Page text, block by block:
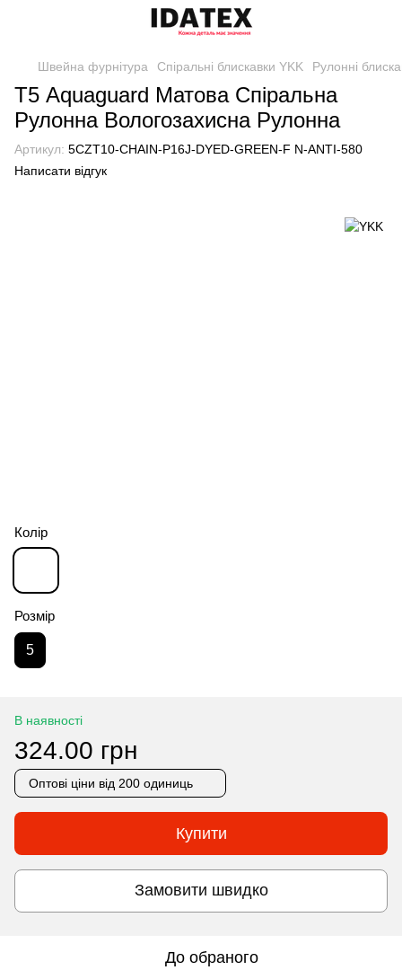
Швейна фурнітура Спіральні блискавки YKK Рулонні
Т5 Aquaguard Матова Спіральна
Рулонна Вологозахисна Рулонна
Артикул: 5CZT10-CHAIN-P16J-DYED-GREEN-F N-ANTI-580
Написати відгук
Колір
Розмір
5
В наявності
324.00 грн
Оптові ціни від 200 одиниць
Купити
Замовити швидко
До обраного